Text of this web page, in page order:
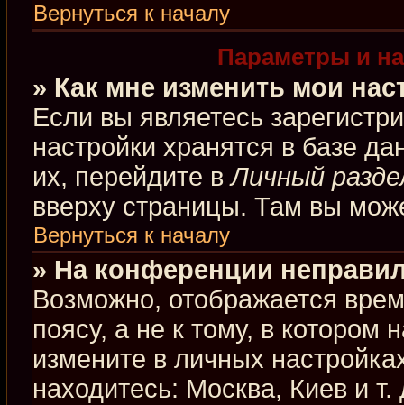
Вернуться к началу
Параметры и
» Как мне изменить мои
Если вы являетесь
настройки хранятся в базе
их, перейдите вЛичный
вверху страницы. Там вы
Вернуться к началу
» На конференции
Возможно, отображается
поясу, а не к тому, в котором
измените в личных
находитесь: Москва, Киев и